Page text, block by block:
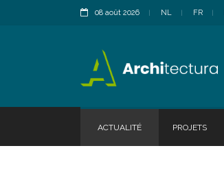
08 août 2026 NL FR
ACTUALITÉ PROJETS